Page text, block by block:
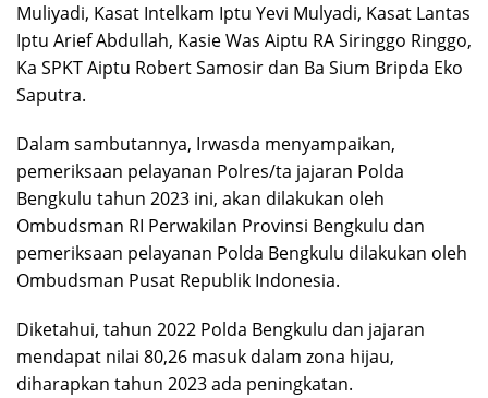
Muliyadi, Kasat Intelkam Iptu Yevi Mulyadi, Kasat Lantas
Iptu Arief Abdullah, Kasie Was Aiptu RA Siringgo Ringgo,
Ka SPKT Aiptu Robert Samosir dan Ba Sium Bripda Eko
Saputra.
Dalam sambutannya, Irwasda menyampaikan,
pemeriksaan pelayanan Polres/ta jajaran Polda
Bengkulu tahun 2023 ini, akan dilakukan oleh
Ombudsman RI Perwakilan Provinsi Bengkulu dan
pemeriksaan pelayanan Polda Bengkulu dilakukan oleh
Ombudsman Pusat Republik Indonesia.
Diketahui, tahun 2022 Polda Bengkulu dan jajaran
mendapat nilai 80,26 masuk dalam zona hijau,
diharapkan tahun 2023 ada peningkatan.